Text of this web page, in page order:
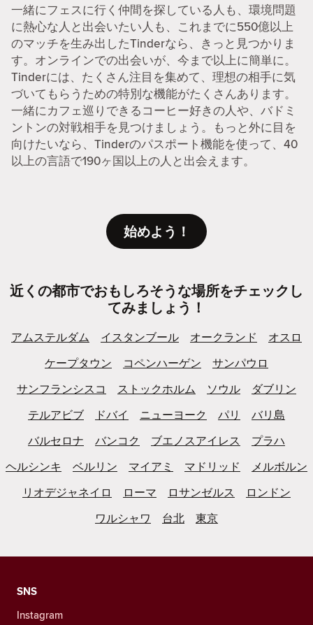
一緒にフェスに行く仲間を探している人も、環境問題
に熱心な人と出会いたい人も、これまでに550億以上
のマッチを生み出したTinderなら、きっと見つかりま
す。オンラインでの出会いが、今まで以上に簡単に。
Tinderには、たくさん注目を集めて、理想の相手に気
づいてもらうための特別な機能がたくさんあります。
一緒にカフェ巡りできるコーヒー好きの人や、バドミ
ントンの対戦相手を見つけましょう。もっと外に目を
向けたいなら、Tinderのパスポート機能を使って、40
以上の言語で190ヶ国以上の人と出会えます。
始めよう！
近くの都市でおもしろそうな場所をチェックし
てみましょう！
アムステルダム イスタンブール オークランド
オスロ
ケープタウン
コペンハーゲン
サンパウロ
サンフランシスコ
ストックホルム ソウル
ダブリン
テルアビブ
ドバイ ニューヨーク パリ
バリ島
バルセロナ
バンコク ブエノスアイレス
プラハ
ヘルシンキ
ベルリン マイアミ マドリッド
メルボルン
リオデジャネイロ
ローマ ロサンゼルス
ロンドン
ワルシャワ
台北 東京
SNS
Instagram